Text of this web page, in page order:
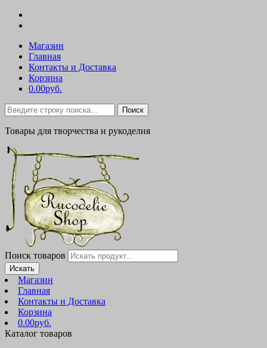
Магазин
Главная
Контакты и Доставка
Корзина
0.00руб.
Поиск
Товары для творчества и рукоделия
Поиск товаров
Искать
Магазин
Главная
Контакты и Доставка
Корзина
0.00руб.
Каталог товаров